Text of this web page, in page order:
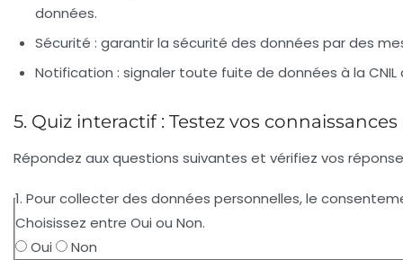
données.
Sécurité : garantir la sécurité des données par des
Notification : signaler toute fuite de données à la CNIL
5. Quiz interactif : Testez vos connaissances
Répondez aux questions suivantes et vérifiez vos
1. Pour collecter des données personnelles, le
Choisissez entre Oui ou Non.
Oui
Non